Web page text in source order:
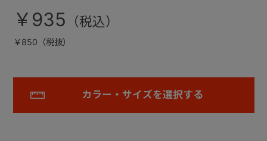
￥935
￥850（税抜）
カラー・サイズを選択する